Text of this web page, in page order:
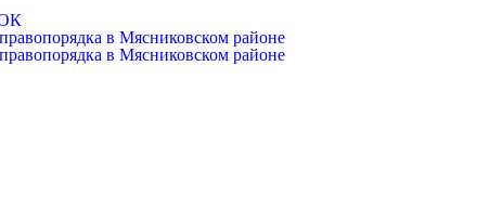
в Мясниковском районе
в Мясниковском районе